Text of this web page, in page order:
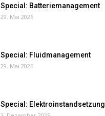
Special: Batteriemanagement
29. Mai 2026
Special: Fluidmanagement
29. Mai 2026
Special: Elektroinstandsetzung